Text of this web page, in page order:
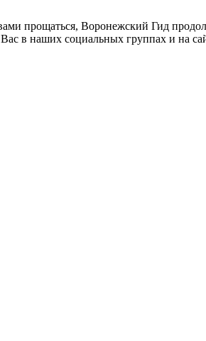
прощаться, Воронежский Гид
в наших социальных группах и на